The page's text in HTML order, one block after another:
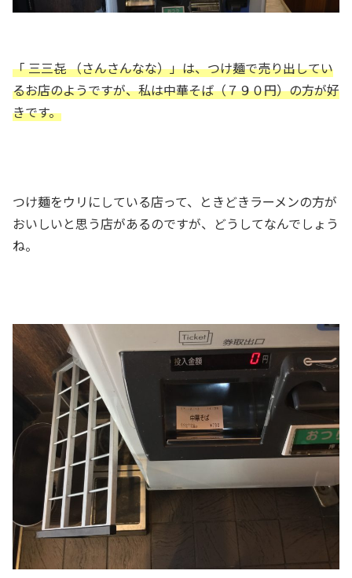
「 三三㐂 （さんさんなな）」は、つけ麺で売り出してい
るお店のようですが、私は中華そば（７９０円）の方が好
きです。
つけ麺をウリにしている店って、ときどきラーメンの方が
おいしいと思う店があるのですが、どうしてなんでしょう
ね。